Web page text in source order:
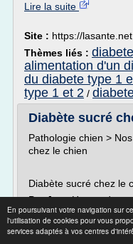
En poursuivant votre navigation sur
l'utilisation de cookies pour vous
services adaptés à vos centres
Lire la suite
Site : https://lasante.net
Thèmes liés :
alimentation d'un
du diabete type 1
type 1 et 2 /
Diabète sucré
Pathologie chien >
chez le chien
Diabète sucré chez le
Par Juan Hernandez,
Spécialiste en
de l'ECVIM